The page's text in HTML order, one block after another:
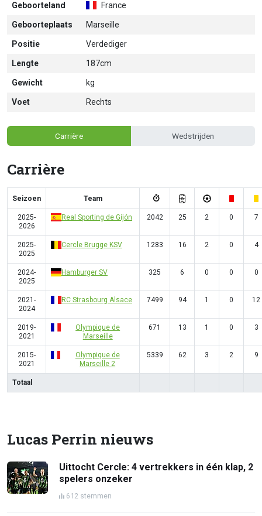
Geboorteland France
Geboorteplaats Marseille
Positie Verdediger
Lengte 187cm
Gewicht kg
Voet Rechts
Carrière Wedstrijden
Carrière
Seizoen Team
2025-
2026
Real Sporting de Gijón 2042 25 2 0 7
2025-
2025
Cercle Brugge KSV 1283 16 2 0 4
2024-
2025
Hamburger SV 325 6 0 0 0
2021-
2024
RC Strasbourg Alsace 7499 94 1 0 12
2019-
2021
Olympique de
Marseille
671 13 1 0 3
2015-
2021
Olympique de
Marseille 2
5339 62 3 2 9
Totaal
Lucas Perrin nieuws
Uittocht Cercle: 4 vertrekkers in één klap, 2
spelers onzeker
612 stemmen